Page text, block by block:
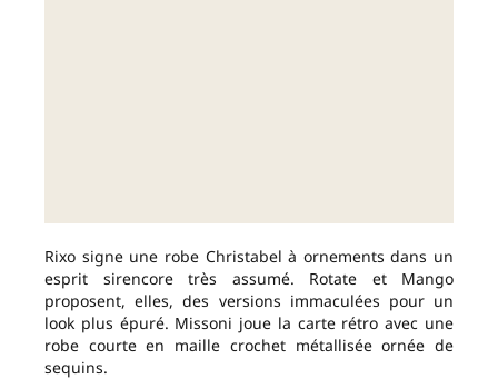
Rixo signe une robe Christabel à ornements dans un
esprit sirencore très assumé. Rotate et Mango
proposent, elles, des versions immaculées pour un
look plus épuré. Missoni joue la carte rétro avec une
robe courte en maille crochet métallisée ornée de
sequins.